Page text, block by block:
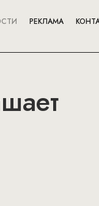
РЕКЛАМА